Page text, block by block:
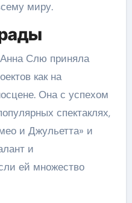
миру.
Анна Слю приняла
как на
Она с успехом
спектаклях,
и Джульетта» и
и
ей множество